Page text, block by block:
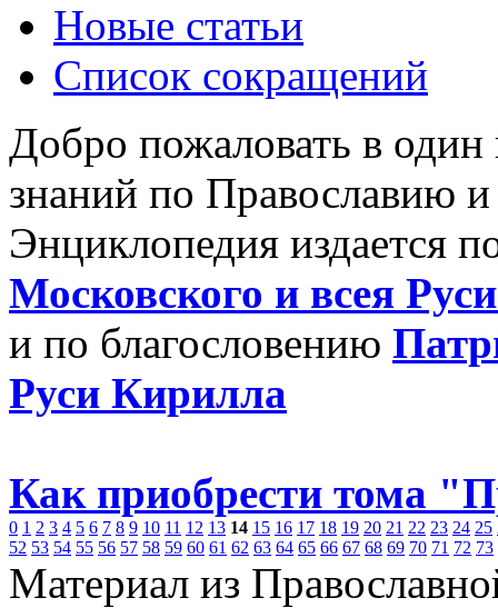
Новые статьи
Список сокращений
Добро пожаловать в
знаний по Православию
Энциклопедия издается
Московского и всея
и по благословению
Руси Кирилла
Как приобрести тома
0 1 2 3 4 5 6 7 8 9 10 11 12 13 14 15 16 17 18 19 20 21 22 23 24 25
52 53 54 55 56 57 58 59 60 61 62 63 64 65 66 67 68 69 70 71 72 73
Материал из